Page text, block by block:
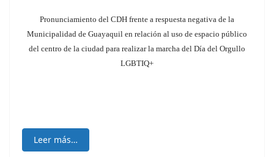
Pronunciamiento del CDH frente a respuesta negativa de la
Municipalidad de Guayaquil en relación al uso de espacio público
del centro de la ciudad para realizar la marcha del Día del Orgullo
LGBTIQ+
Leer más…